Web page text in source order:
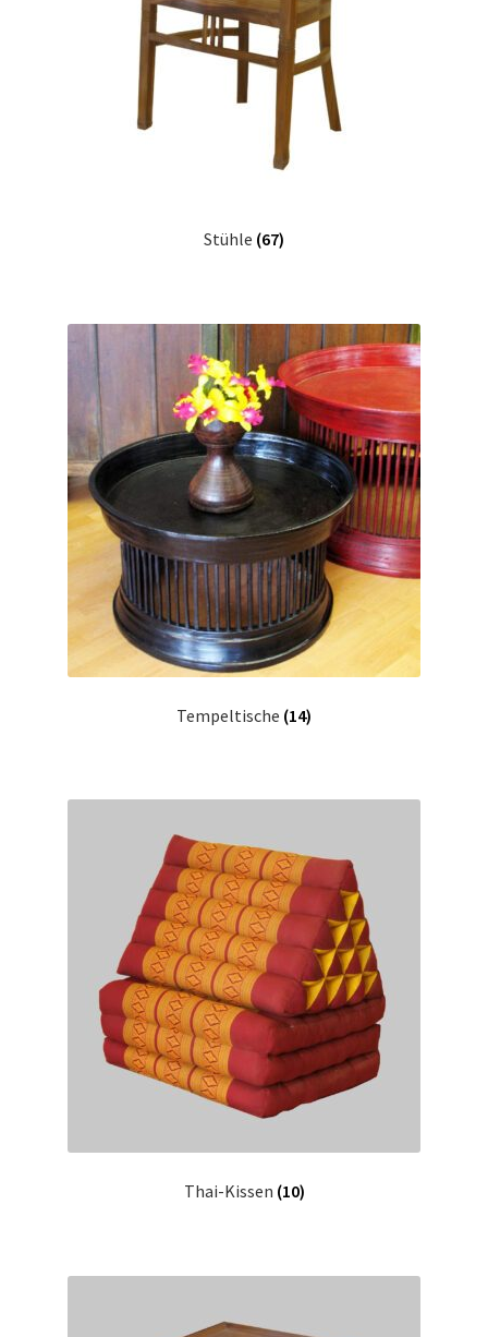
Stühle (67)
Tempeltische (14)
Thai-Kissen (10)